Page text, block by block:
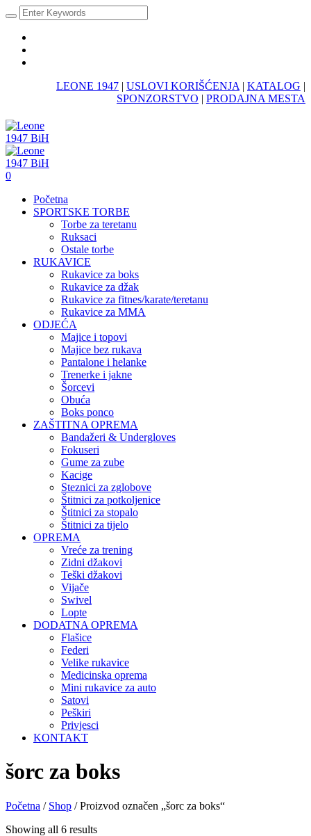
LEONE 1947 | USLOVI KORIŠĆENJA | KATALOG |
SPONZORSTVO | PRODAJNA MESTA
0
Početna
SPORTSKE TORBE
Torbe za teretanu
Ruksaci
Ostale torbe
RUKAVICE
Rukavice za boks
Rukavice za džak
Rukavice za fitnes/karate/teretanu
Rukavice za MMA
ODJEĆA
Majice i topovi
Majice bez rukava
Pantalone i helanke
Trenerke i jakne
Šorcevi
Obuća
Boks ponco
ZAŠTITNA OPREMA
Bandažeri & Undergloves
Fokuseri
Gume za zube
Kacige
Steznici za zglobove
Štitnici za potkoljenice
Štitnici za stopalo
Štitnici za tijelo
OPREMA
Vreće za trening
Zidni džakovi
Teški džakovi
Vijače
Swivel
Lopte
DODATNA OPREMA
Flašice
Federi
Velike rukavice
Medicinska oprema
Mini rukavice za auto
Satovi
Peškiri
Privjesci
KONTAKT
šorc za boks
Početna / Shop / Proizvod označen „šorc za boks“
Showing all 6 results